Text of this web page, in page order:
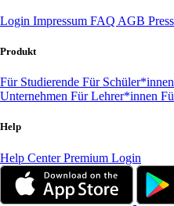
Login Impressum FAQ AGB
Produkt
Für Studierende Für Schüler*innen
Unternehmen Für Lehrer*innen
Help
Help CenterPremium Login